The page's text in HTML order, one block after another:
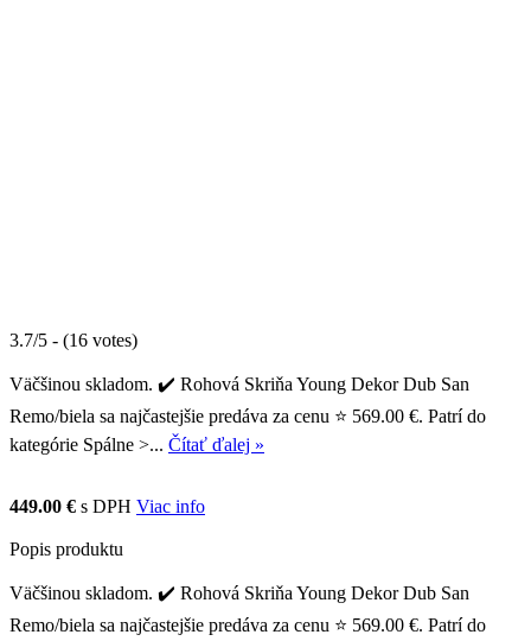
3.7/5 - (16 votes)
Väčšinou skladom. ✔️ Rohová Skriňa Young Dekor Dub San
Remo/biela sa najčastejšie predáva za cenu ⭐ 569.00 €. Patrí do
kategórie Spálne >... Čítať ďalej »
449.00 € s DPH Viac info
Popis produktu
Väčšinou skladom. ✔️ Rohová Skriňa Young Dekor Dub San
Remo/biela sa najčastejšie predáva za cenu ⭐ 569.00 €. Patrí do